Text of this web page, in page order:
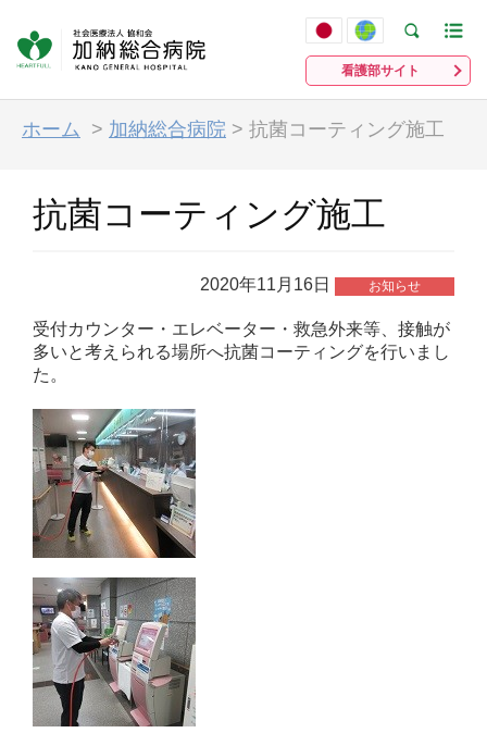
看護部サイト
ホーム > 加納総合病院 > 抗菌コーティング施工
抗菌コーティング施工
2020年11月16日 お知らせ
受付カウンター・エレベーター・救急外来等、接触が
多いと考えられる場所へ抗菌コーティングを行いまし
た。